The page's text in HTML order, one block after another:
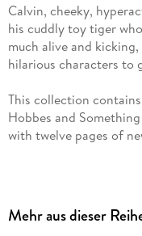
Calvin, cheeky,
his cuddly toy tiger
much alive and
hilarious characters to
This collection
Hobbes and
with twelve pages of
Mehr aus dieser